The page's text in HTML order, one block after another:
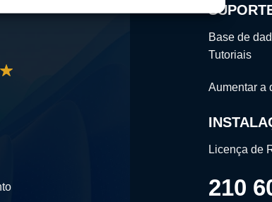
Base de
Tutoriais
Aumentar a
Licença de
210